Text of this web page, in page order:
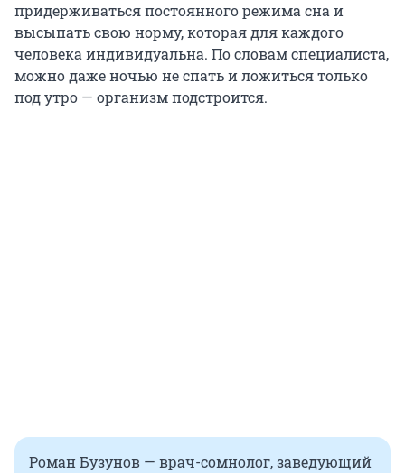
придерживаться постоянного режима сна и
высыпать свою норму, которая для каждого
человека индивидуальна. По словам специалиста,
можно даже ночью не спать и ложиться только
под утро — организм подстроится.
Роман Бузунов — врач-сомнолог, заведующий